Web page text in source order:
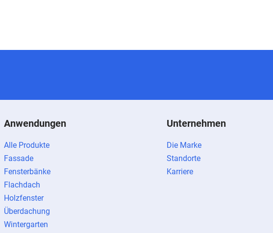
Anwendungen
Alle Produkte
Fassade
Fensterbänke
Flachdach
Holzfenster
Überdachung
Wintergarten
Unternehmen
Die Marke
Standorte
Karriere